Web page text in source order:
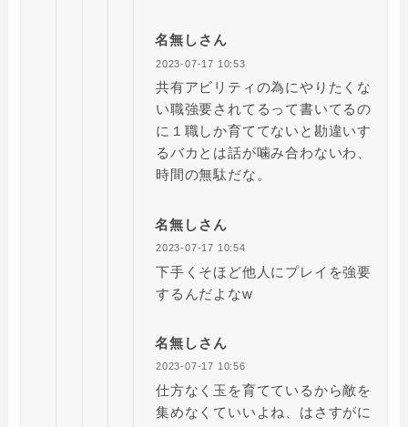
名無しさん
2023-07-17 10:53
共有アビリティの為にやりたくな
い職強要されてるって書いてるの
に１職しか育ててないと勘違いす
るバカとは話が噛み合わないわ、
時間の無駄だな。
名無しさん
2023-07-17 10:54
下手くそほど他人にプレイを強要
するんだよなw
名無しさん
2023-07-17 10:56
仕方なく玉を育てているから敵を
集めなくていいよね、はさすがに